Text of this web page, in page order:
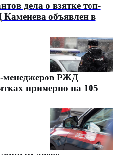
дела о взятке топ-
объявлен в
менеджеров РЖД
примерно на 105